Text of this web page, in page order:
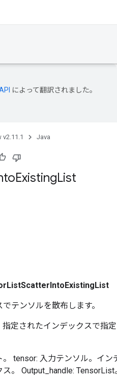
によって翻訳されました。
v2.11.1 Java
ExistingList
テンソルを散布します。
定されたインデックスで指
。 tensor: 入力テンソル。イ
。 Output_handle: TensorList